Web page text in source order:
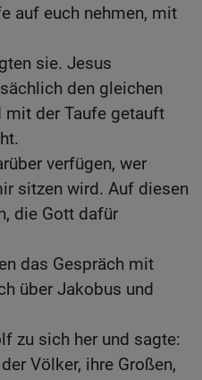
auf euch nehmen, mit
sie. Jesus
den gleichen
mit der Taufe getauft
verfügen, wer
sitzen wird. Auf diesen
die Gott dafür
das Gespräch mit
über Jakobus und
zu sich her und sagte:
Völker, ihre Großen,